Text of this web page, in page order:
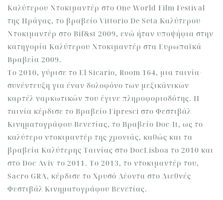
Καλύτερου Ντοκιμαντέρ στο One World Film Festival
της Πράγας, το βραβείο Vittorio De Seta Καλύτερου
Ντοκιμαντέρ στο Bif&st 2009, ενώ ήταν υποψήφια στην
κατηγορία Καλύτερου Ντοκιμαντέρ στα Ευρωπαϊκά
Βραβεία 2009.
Το 2010, γύρισε το El Sicario, Room 164, μια ταινία-
συνέντευξη για έναν δολοφόνο των μεξικάνικων
καρτέλ ναρκωτικών που έγινε πληροφοριοδότης. Η
ταινία κέρδισε το Βραβείο Fipresci στο Φεστιβάλ
Κινηματογράφου Βενετίας, το Βραβείο Doc/It, ως το
καλύτερο ντοκιμαντέρ της χρονιάς, καθώς και τα
βραβεία Καλύτερης Ταινίας στο DocLisboa το 2010 και
στο Doc Aviv το 2011. Το 2013, το ντοκιμαντέρ του,
Sacro GRA, κέρδισε το Χρυσό Λέοντα στο Διεθνές
Φεστιβάλ Κινηματογράφου Βενετίας.